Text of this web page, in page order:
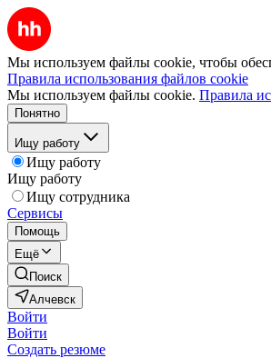
Мы используем файлы cookie, чтобы
Правила использования файлов cookie
Мы используем файлы cookie. Правила
Понятно
Ищу работу
Ищу работу
Ищу работу
Ищу сотрудника
Сервисы
Помощь
Ещё
Поиск
Алчевск
Войти
Войти
Создать резюме